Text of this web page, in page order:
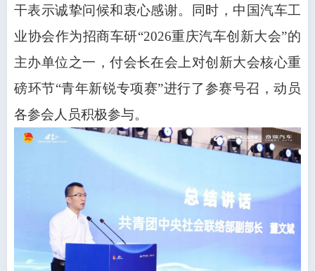
干表示诚挚问候和衷心感谢。同时，中国汽车工
业协会作为招商车研“2026重庆汽车创新大会”的
主办单位之一，付会长在会上对创新大会核心重
磅环节“青年新锐专项赛”进行了参赛号召，动员
各参会人员积极参与。